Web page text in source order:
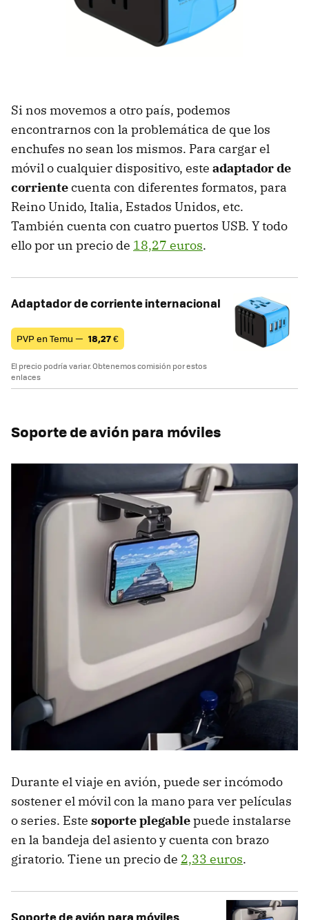
Si nos movemos a otro país, podemos
encontrarnos con la problemática de que los
enchufes no sean los mismos. Para cargar el
móvil o cualquier dispositivo, este adaptador de
corrientecuenta con diferentes formatos, para
Reino Unido, Italia, Estados Unidos, etc.
También cuenta con cuatro puertos USB. Y todo
ello por un precio de 18,27 euros.
Adaptador de corriente internacional
PVP en Temu — 18,27€
El precio podría variar. Obtenemos comisión por estos
enlaces
Soporte de avión para móviles
Durante el viaje en avión, puede ser incómodo
sostener el móvil con la mano para ver películas
o series. Este soporte plegablepuede instalarse
en la bandeja del asiento y cuenta con brazo
giratorio. Tiene un precio de 2,33 euros.
Soporte de avión para móviles